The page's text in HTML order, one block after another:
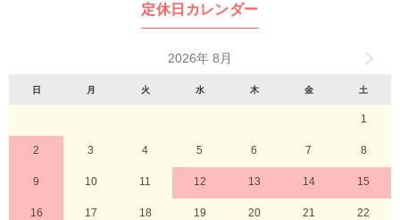
定休日カレンダー
2026年 8月
日 月 火 水 木 金 土
1
2 3 4 5 6 7 8
9 10 11 12 13 14 15
16 17 18 19 20 21 22